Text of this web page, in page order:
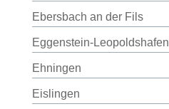
Ebersbach an der Fils
Eggenstein-Leopoldshafen
Ehningen
Eislingen